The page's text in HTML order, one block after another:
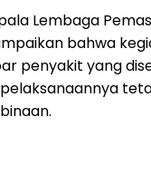
Lembaga
bahwa
penyakit yang